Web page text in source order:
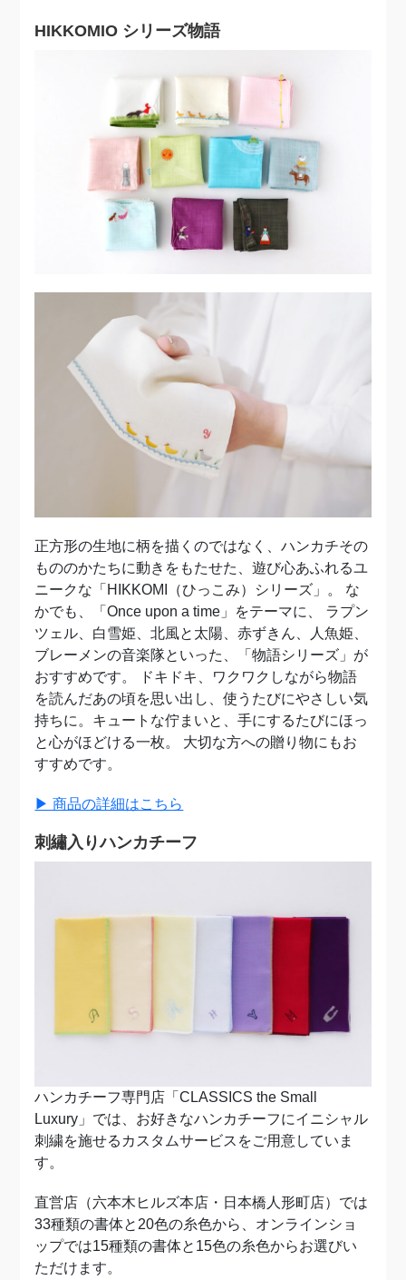
HIKKOMIO シリーズ物語
正方形の生地に柄を描くのではなく、ハンカチその
もののかたちに動きをもたせた、遊び心あふれるユ
ニークな「HIKKOMI（ひっこみ）シリーズ」。 な
かでも、「Once upon a time」をテーマに、 ラプン
ツェル、白雪姫、北風と太陽、赤ずきん、人魚姫、
ブレーメンの音楽隊といった、「物語シリーズ」が
おすすめです。 ドキドキ、ワクワクしながら物語
を読んだあの頃を思い出し、使うたびにやさしい気
持ちに。キュートな佇まいと、手にするたびにほっ
と心がほどける一枚。 大切な方への贈り物にもお
すすめです。
▶︎ 商品の詳細はこちら
刺繡入りハンカチーフ
ハンカチーフ専門店「CLASSICS the Small
Luxury」では、お好きなハンカチーフにイニシャル
刺繍を施せるカスタムサービスをご用意していま
す。
直営店（六本木ヒルズ本店・日本橋人形町店）では
33種類の書体と20色の糸色から、オンラインショ
ップでは15種類の書体と15色の糸色からお選びい
ただけます。